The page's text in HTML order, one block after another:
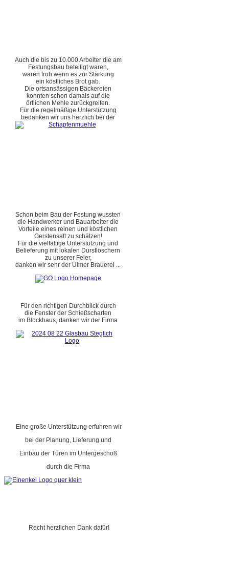
Auch die bis zu 10.000 Arbeiter die am
Festungsbau beteiligt waren,
waren froh wenn es zur Stärkung
ein köstliches Brot gab.
Die ortsansässigen Bäckereien
konnten schon damals auf die
örtlichen Mehle zurückgreifen.
Für die regelmäßige Unterstützung
bedanken wir uns herzlich bei der
Schon beim Bau der Festung wussten
die Handwerker und Bauarbeiter die
Vorteile eines reinen und köstlichen
Gerstensaft zu schätzen!
Für die vielfältige Unterstützung und
Belieferung mit lokalen Durstlöschern
zu unserer Feier,
danken wir sehr der Ulmer Brauerei ...
Für den richtigen Durchblick durch
die Fenster der Schießscharten
im Blockhaus, danken wir der Firma
Eine große Unterstützung erfuhren wir
bei der Planung, Lieferung und
Einbau der Türen im Untergeschoß
durch die Firma
Recht herzlichen Dank dafür!